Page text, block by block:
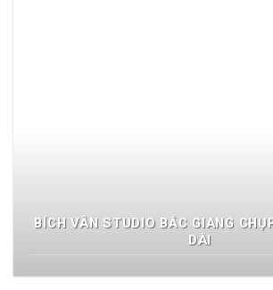
BÍCH VÂN STUDIO BẮC GIANG
DÀI